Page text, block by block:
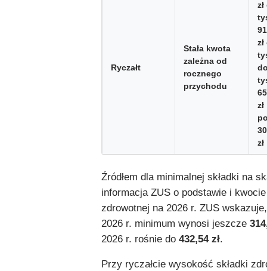
Ryczałt
Stała kwota
zależna od
rocznego
przychodu
zł
zł
zł
zł
Źródłem dla minimalnej składki na
informacja ZUS o podstawie i kwocie
zdrowotnej na 2026 r. ZUS
2026 r. minimum wynosi jeszcze
2026 r. rośnie do 432,54 zł.
Przy ryczałcie wysokość składki